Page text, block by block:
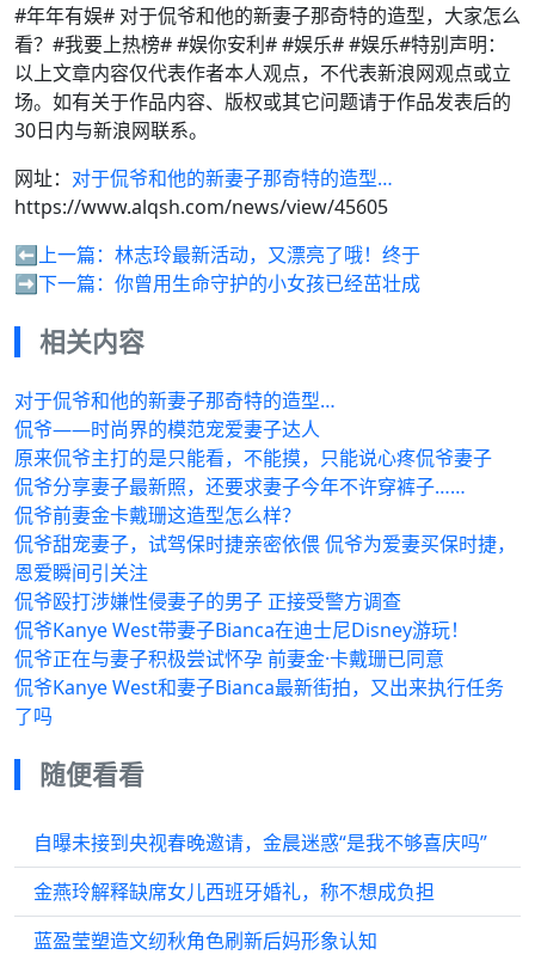
#年年有娱# 对于侃爷和他的新妻子那奇特的造型，大家怎么
看？#我要上热榜# #娱你安利# #娱乐# #娱乐#特别声明：
以上文章内容仅代表作者本人观点，不代表新浪网观点或立
场。如有关于作品内容、版权或其它问题请于作品发表后的
30日内与新浪网联系。
网址： 对于侃爷和他的新妻子那奇特的造型…
https://www.alqsh.com/news/view/45605
⬅️上一篇： 林志玲最新活动，又漂亮了哦！终于
➡️下一篇： 你曾用生命守护的小女孩已经茁壮成
相关内容
对于侃爷和他的新妻子那奇特的造型…
侃爷——时尚界的模范宠爱妻子达人
原来侃爷主打的是只能看，不能摸，只能说心疼侃爷妻子
侃爷分享妻子最新照，还要求妻子今年不许穿裤子……
侃爷前妻金卡戴珊这造型怎么样？
侃爷甜宠妻子，试驾保时捷亲密依偎 侃爷为爱妻买保时捷，
恩爱瞬间引关注
侃爷殴打涉嫌性侵妻子的男子 正接受警方调查
侃爷Kanye West带妻子Bianca在迪士尼Disney游玩！
侃爷正在与妻子积极尝试怀孕 前妻金·卡戴珊已同意
侃爷Kanye West和妻子Bianca最新街拍，又出来执行任务
了吗
随便看看
自曝未接到央视春晚邀请，金晨迷惑“是我不够喜庆吗”
金燕玲解释缺席女儿西班牙婚礼，称不想成负担
蓝盈莹塑造文纫秋角色刷新后妈形象认知